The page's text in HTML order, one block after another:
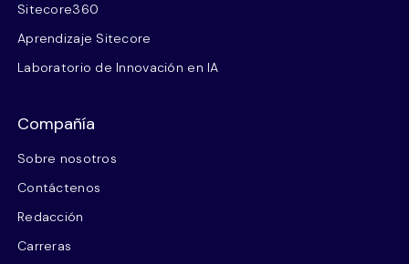
Sitecore360
Aprendizaje Sitecore
Laboratorio de Innovación en IA
Compañía
Sobre nosotros
Contáctenos
Redacción
Carreras